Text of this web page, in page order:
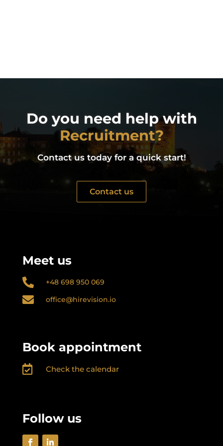
Do you need help with
Recruitment?
Contact us today for a quick start!
Contact us
Meet us
 +48 698 950 069
 office@hirevision.io
Book appointment
 Check the calendar
Follow us